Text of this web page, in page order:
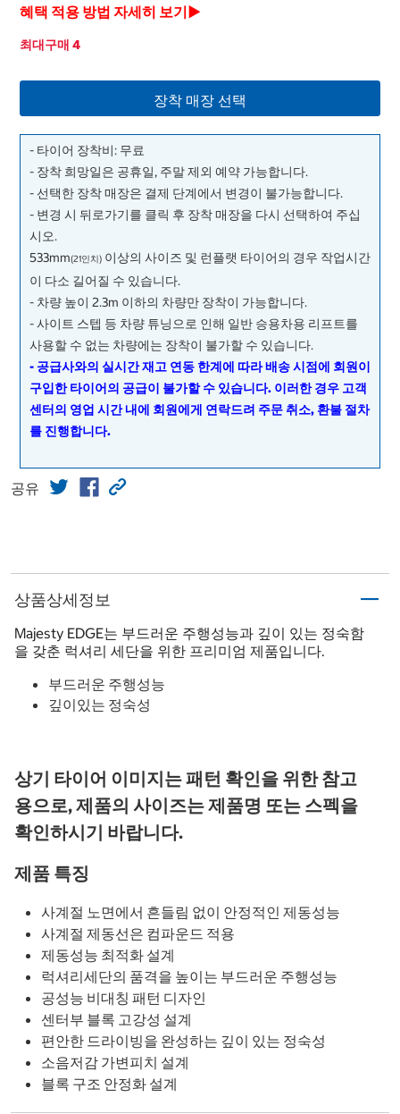
혜택 적용 방법 자세히 보기▶
최대구매 4
장착 매장 선택
- 타이어 장착비: 무료
- 장착 희망일은 공휴일, 주말 제외 예약 가능합니다.
- 선택한 장착 매장은 결제 단계에서 변경이 불가능합니다.
- 변경 시 뒤로가기를 클릭 후 장착 매장을 다시 선택하여 주십
시오.
533mm(21인치) 이상의 사이즈 및 런플랫 타이어의 경우 작업시간
이 다소 길어질 수 있습니다.
- 차량 높이 2.3m 이하의 차량만 장착이 가능합니다.
- 사이트 스텝 등 차량 튜닝으로 인해 일반 승용차용 리프트를
사용할 수 없는 차량에는 장착이 불가할 수 있습니다.
- 공급사와의 실시간 재고 연동 한계에 따라 배송 시점에 회원이
구입한 타이어의 공급이 불가할 수 있습니다. 이러한 경우 고객
센터의 영업 시간 내에 회원에게 연락드려 주문 취소, 환불 절차
를 진행합니다.
공유
상품상세정보
Majesty EDGE는 부드러운 주행성능과 깊이 있는 정숙함
을 갖춘 럭셔리 세단을 위한 프리미엄 제품입니다.
부드러운 주행성능
깊이있는 정숙성
상기 타이어 이미지는 패턴 확인을 위한 참고
용으로, 제품의 사이즈는 제품명 또는 스펙을
확인하시기 바랍니다.
제품 특징
사계절 노면에서 흔들림 없이 안정적인 제동성능
사계절 제동선은 컴파운드 적용
제동성능 최적화 설계
럭셔리세단의 품격을 높이는 부드러운 주행성능
공성능 비대칭 패턴 디자인
센터부 블록 고강성 설계
편안한 드라이빙을 완성하는 깊이 있는 정숙성
소음저감 가변피치 설계
블록 구조 안정화 설계